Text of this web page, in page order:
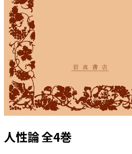
人性論 全4巻